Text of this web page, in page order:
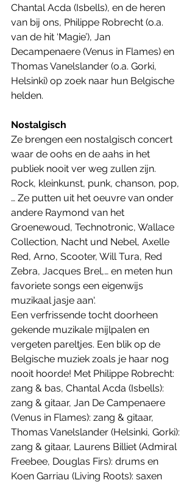
Chantal Acda (Isbells), en de heren
van bij ons, Philippe Robrecht (o.a.
van de hit ‘Magie’), Jan
Decampenaere (Venus in Flames) en
Thomas Vanelslander (o.a. Gorki,
Helsinki) op zoek naar hun Belgische
helden.
Nostalgisch
Ze brengen een nostalgisch concert
waar de oohs en de aahs in het
publiek nooit ver weg zullen zijn.
Rock, kleinkunst, punk, chanson, pop,
… Ze putten uit het oeuvre van onder
andere Raymond van het
Groenewoud, Technotronic, Wallace
Collection, Nacht und Nebel, Axelle
Red, Arno, Scooter, Will Tura, Red
Zebra, Jacques Brel,… en meten hun
favoriete songs een eigenwijs
muzikaal jasje aan'.
Een verfrissende tocht doorheen
gekende muzikale mijlpalen en
vergeten pareltjes. Een blik op de
Belgische muziek zoals je haar nog
nooit hoorde! Met Philippe Robrecht:
zang & bas, Chantal Acda (Isbells):
zang & gitaar, Jan De Campenaere
(Venus in Flames): zang & gitaar,
Thomas Vanelslander (Helsinki, Gorki):
zang & gitaar, Laurens Billiet (Admiral
Freebee, Douglas Firs): drums en
Koen Garriau (Living Roots): saxen